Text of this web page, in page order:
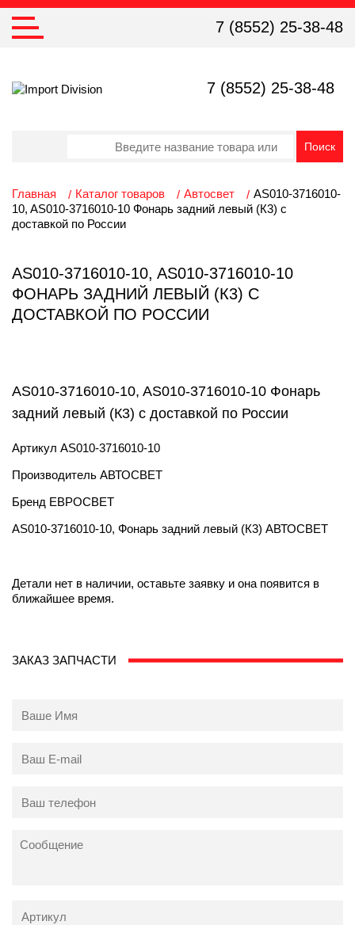
7 (8552) 25-38-48
7 (8552) 25-38-48
Главная Каталог товаров Автосвет
AS010-3716010-
10, AS010-3716010-10 Фонарь задний левый (К3) с
доставкой по России
AS010-3716010-10, AS010-3716010-10
ФОНАРЬ ЗАДНИЙ ЛЕВЫЙ (К3) С
ДОСТАВКОЙ ПО РОССИИ
AS010-3716010-10, AS010-3716010-10 Фонарь
задний левый (К3) с доставкой по России
Артикул AS010-3716010-10
Производитель АВТОСВЕТ
Бренд ЕВРОСВЕТ
AS010-3716010-10, Фонарь задний левый (К3) АВТОСВЕТ
Детали нет в наличии, оставьте заявку и она появится в
ближайшее время.
ЗАКАЗ ЗАПЧАСТИ